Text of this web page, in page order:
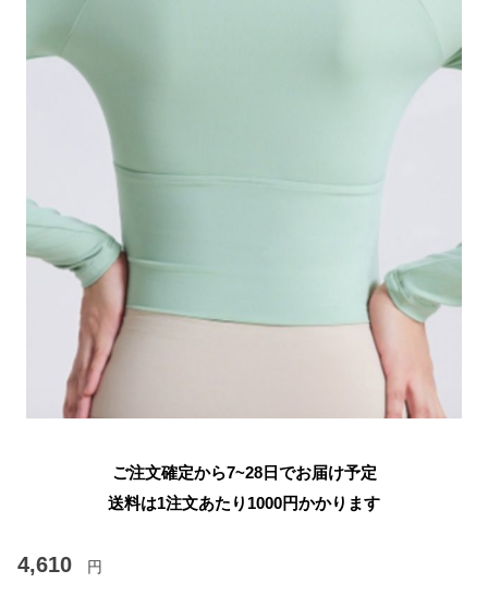
ご注文確定から7~28日でお届け予定
送料は1注文あたり 1000円かかります
4,610 円